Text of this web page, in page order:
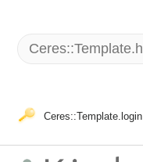
Ceres::Template.login